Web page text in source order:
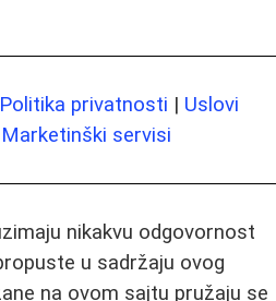
Politika privatnosti | Uslovi
Marketinški servisi
nikakvu odgovornost
u sadržaju ovog
na ovom sajtu pružaju se